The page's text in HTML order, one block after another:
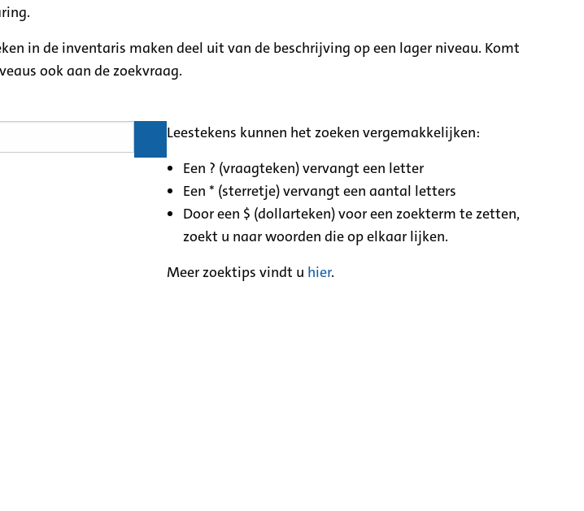
in de inventaris maken deel uit van de beschrijving op een lager niveau. Komt
ook aan de zoekvraag.
Leestekens kunnen het zoeken vergemakkelijken:
Een ? (vraagteken) vervangt een letter
Een * (sterretje) vervangt een aantal letters
Door een $ (dollarteken) voor een zoekterm te zetten,
zoekt u naar woorden die op elkaar lijken.
Meer zoektips vindt u hier.